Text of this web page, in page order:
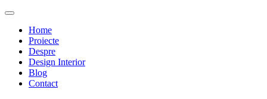
Home
Proiecte
Despre
Design Interior
Blog
Contact